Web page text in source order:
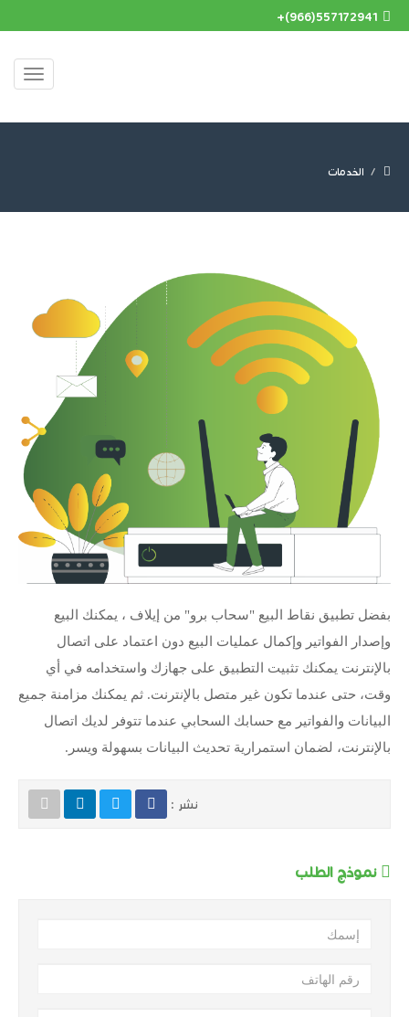
+(966)557172941
الخدمات
بفضل تطبيق نقاط البيع "سحاب برو" من إيلاف ، يمكنك البيع
وإصدار الفواتير وإكمال عمليات البيع دون اعتماد على اتصال
بالإنترنت يمكنك تثبيت التطبيق على جهازك واستخدامه في أي
وقت، حتى عندما تكون غير متصل بالإنترنت. ثم يمكنك مزامنة جميع
البيانات والفواتير مع حسابك السحابي عندما تتوفر لديك اتصال
بالإنترنت، لضمان استمرارية تحديث البيانات بسهولة ويسر.
نشر :
نموذج الطلب